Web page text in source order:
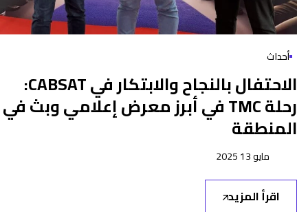
أحداث
الاحتفال بالنجاح والابتكار في CABSAT:
رحلة TMC في أبرز معرض إعلامي وبث في
المنطقة
مايو 13 2025